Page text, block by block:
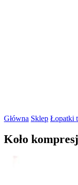
Główna Sklep Łopatki
Koło